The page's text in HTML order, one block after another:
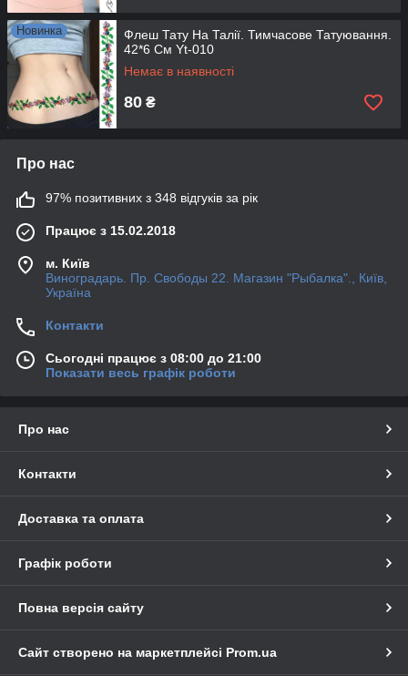
Новинка
Флеш Тату На Талії. Тимчасове Татуювання.
42*6 См Yt-010
Немає в наявності
80 ₴
Про нас
97% позитивних з 348 відгуків за рік
Працює з 15.02.2018
м. Київ
Виноградарь. Пр. Свободы 22. Магазин "Рыбалка"., Київ,
Україна
Контакти
Сьогодні працює з 08:00 до 21:00
Показати весь графік роботи
Про нас
Контакти
Доставка та оплата
Графік роботи
Повна версія сайту
Сайт створено на маркетплейсі Prom.ua